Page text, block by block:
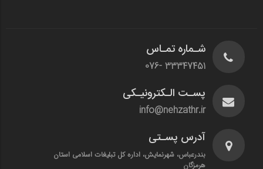
شـماره تمـاس
33347451 -076
پسـت الـکترونیـکی
info@nehzathr.ir
آدرس پسـتی
بندرعباس، شهرنمایش، اداره کل تبلیغات اسلامی استان
هرمزگان